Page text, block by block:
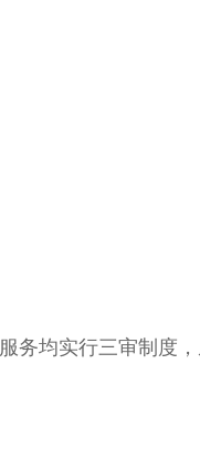
服务均实行三审制度